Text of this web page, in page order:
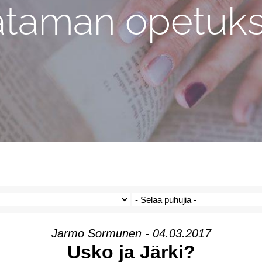
Jarmo Sormunen - 04.03.2017
Usko ja Järki?